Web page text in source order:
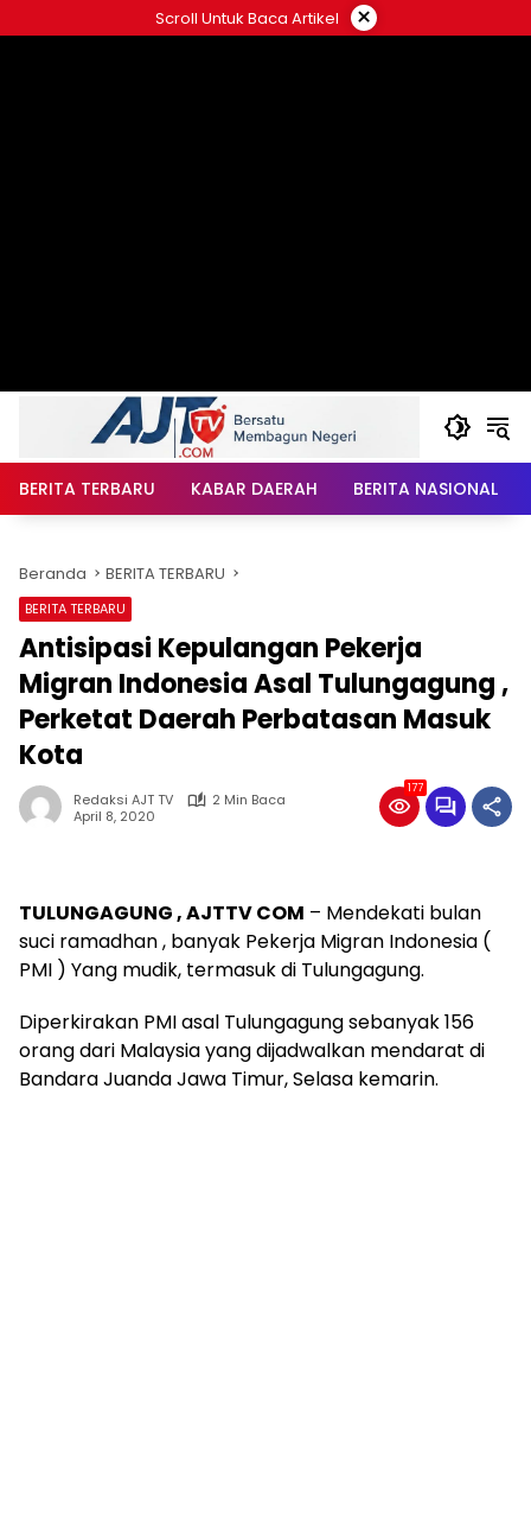
ke
Scroll Untuk Baca Artikel ×
BERITA TERBARU KABAR DAERAH BERITA NASIONAL
Beranda BERITA TERBARU
BERITA TERBARU
Antisipasi Kepulangan Pekerja
Migran Indonesia Asal Tulungagung ,
Perketat Daerah Perbatasan Masuk
Kota
Redaksi AJT TV
2 Min Baca
April 8, 2020
177
TULUNGAGUNG , AJTTV COM – Mendekati bulan
suci ramadhan , banyak Pekerja Migran Indonesia (
PMI ) Yang mudik, termasuk di Tulungagung.
Diperkirakan PMI asal Tulungagung sebanyak 156
orang dari Malaysia yang dijadwalkan mendarat di
Bandara Juanda Jawa Timur, Selasa kemarin.